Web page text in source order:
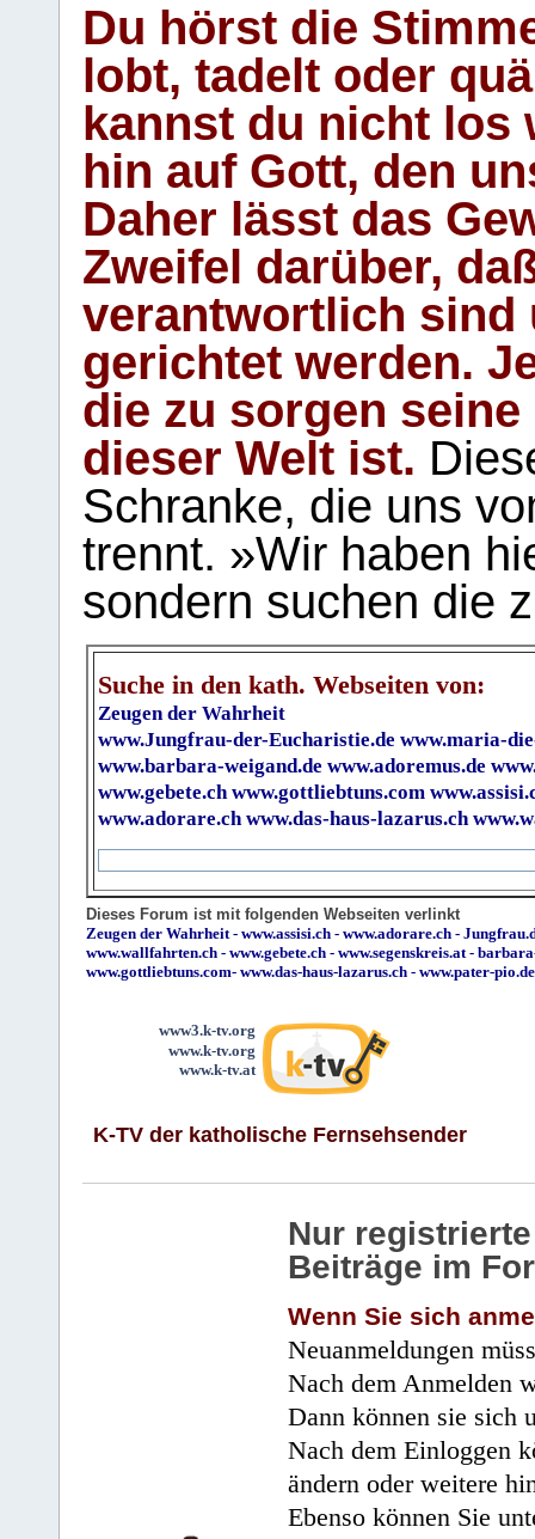
Du hörst die
lobt, tadelt oder
kannst du nicht los
hin auf Gott, den
Daher lässt das
Zweifel darüber,
verantwortlich sind
gerichtet werden.
die zu sorgen
dieser Welt ist.
Schranke, die uns
trennt. »Wir haben
sondern suchen die
Suche in den kath. Webseiten von:
Zeugen der Wahrheit
www.Jungfrau-der-Eucharistie.de www.maria-
www.barbara-weigand.de www.adoremus.de
www.gebete.ch www.gottliebtuns.com
www.adorare.ch www.das-haus-lazarus.ch
Dieses Forum ist mit folgenden Webseiten verlinkt
Zeugen der Wahrheit- www.assisi.ch - www.adorare.ch -
www.wallfahrten.ch - www.gebete.ch - www.segenskreis.at-
www.gottliebtuns.com- www.das-haus-lazarus.ch - www.pater-pio.de
www3.k-tv.org
www.k-tv.org
www.k-tv.at
K-TV der katholische Fernsehsender
Nur
Beiträge im
Wenn Sie sich
Neuanmeldungen
Nach dem Anmelden
Dann können sie sich
Nach dem Einloggen
ändern oder weitere
Ebenso können Sie